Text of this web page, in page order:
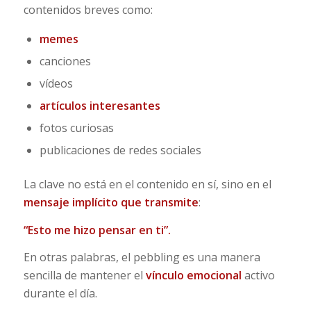
contenidos breves como:
memes
canciones
vídeos
artículos interesantes
fotos curiosas
publicaciones de redes sociales
La clave no está en el contenido en sí, sino en el
mensaje implícito que transmite:
“Esto me hizo pensar en ti”.
En otras palabras, el pebbling es una manera
sencilla de mantener el vínculo emocional activo
durante el día.